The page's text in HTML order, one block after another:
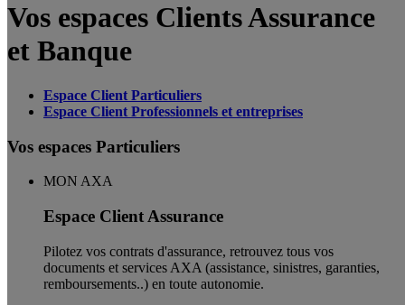
Vos espaces Clients Assurance
et Banque
Espace Client Particuliers
Espace Client Professionnels et entreprises
Vos espaces Particuliers
MON AXA
Espace Client Assurance
Pilotez vos contrats d'assurance, retrouvez tous vos
documents et services AXA (assistance, sinistres, garanties,
remboursements..) en toute autonomie. ​